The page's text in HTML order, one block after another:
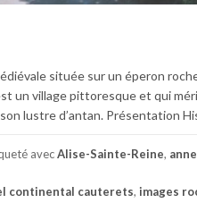
située sur un éperon
un village pittoresque et qui
lustre d’antan. Présentation
avecAlise-Sainte-Reine,
continental cauterets, images